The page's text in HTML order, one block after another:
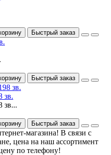
Быстрый заказ
Быстрый заказ
зв.
зв...
Быстрый заказ
магазина! В связи с
цена на наш ассортимент
по телефону!